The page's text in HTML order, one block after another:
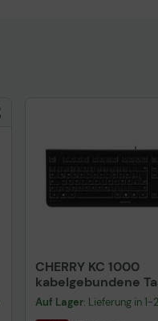
CHERRY KC 1000
kabelgebundene
QWERTZ DE -
Auf Lager: Lieferung in